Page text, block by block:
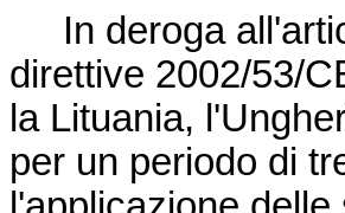
In deroga
direttive 2002/53/
la Lituania,
per un periodo di